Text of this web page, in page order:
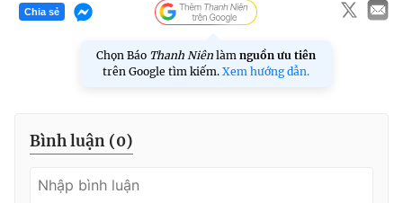
Chia sẻ
Chọn Báo Thanh Niên làm nguồn ưu tiên
trên Google tìm kiếm. Xem hướng dẫn.
Bình luận (0)